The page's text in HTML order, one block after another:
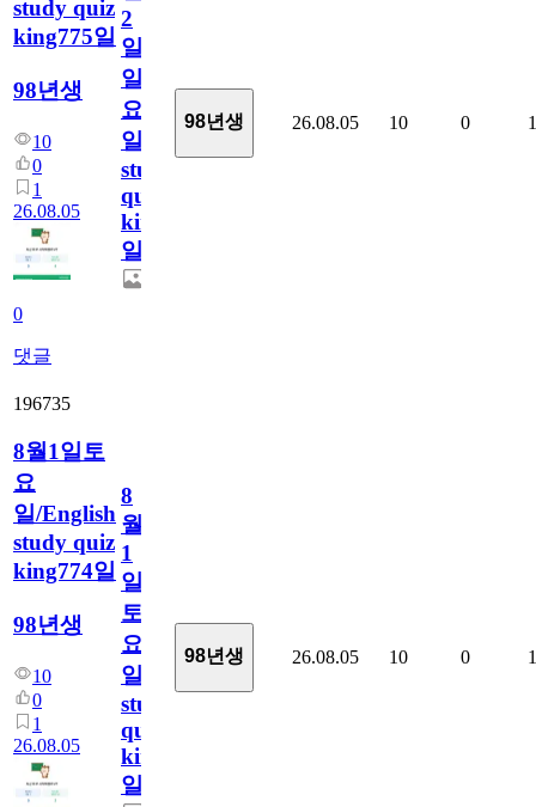
study quiz
king775일
98년생
10
0
1
26.08.05
0
댓글
2
일
일
요
일/English
study
quiz
king775
일
98년생 26.08.05 10 0 1
196735
8월1일토
요
일/English
study quiz
king774일
98년생
10
0
1
26.08.05
8
월
1
일
토
요
일/English
study
quiz
king774
일
98년생 26.08.05 10 0 1